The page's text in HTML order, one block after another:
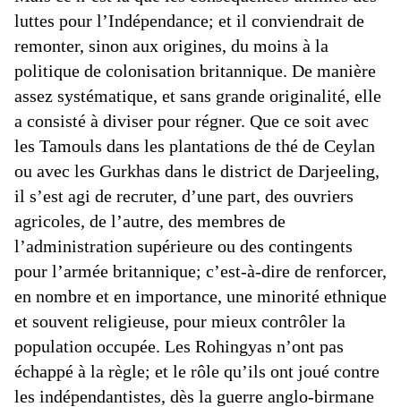
luttes pour l’Indépendance; et il conviendrait de
remonter, sinon aux origines, du moins à la
politique de colonisation britannique. De manière
assez systématique, et sans grande originalité, elle
a consisté à diviser pour régner. Que ce soit avec
les Tamouls dans les plantations de thé de Ceylan
ou avec les Gurkhas dans le district de Darjeeling,
il s’est agi de recruter, d’une part, des ouvriers
agricoles, de l’autre, des membres de
l’administration supérieure ou des contingents
pour l’armée britannique; c’est-à-dire de renforcer,
en nombre et en importance, une minorité ethnique
et souvent religieuse, pour mieux contrôler la
population occupée. Les Rohingyas n’ont pas
échappé à la règle; et le rôle qu’ils ont joué contre
les indépendantistes, dès la guerre anglo-birmane